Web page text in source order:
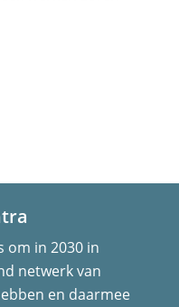
om in 2030 in
netwerk van
en daarmee